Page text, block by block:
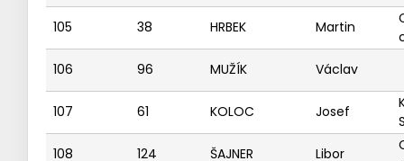
105 38 HRBEK Martin
106
96 MUŽÍK Václav
107 61 KOLOC Josef
108
124 ŠAJNER Libor